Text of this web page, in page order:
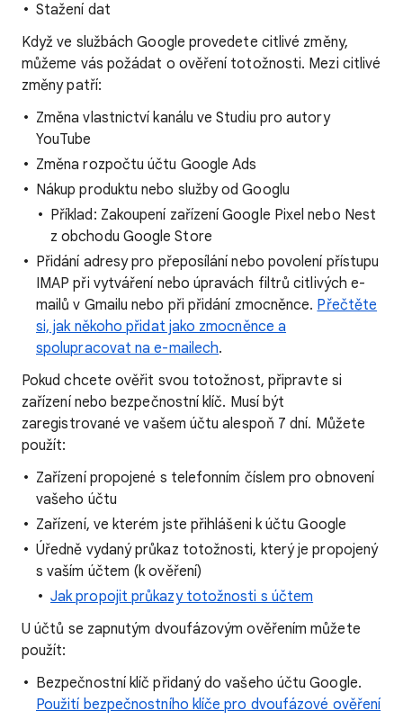
Stažení dat
Když ve službách Google provedete citlivé změny,
můžeme vás požádat o ověření totožnosti. Mezi citlivé
změny patří:
Změna vlastnictví kanálu ve Studiu pro autory
YouTube
Změna rozpočtu účtu Google Ads
Nákup produktu nebo služby od Googlu
Příklad: Zakoupení zařízení Google Pixel nebo Nest
z obchodu Google Store
Přidání adresy pro přeposílání nebo povolení přístupu
IMAP při vytváření nebo úpravách filtrů citlivých e-
mailů v Gmailu nebo při přidání zmocněnce. Přečtěte
si, jak někoho přidat jako zmocněnce a
spolupracovat na e-mailech.
Pokud chcete ověřit svou totožnost, připravte si
zařízení nebo bezpečnostní klíč. Musí být
zaregistrované ve vašem účtu alespoň 7 dní. Můžete
použít:
Zařízení propojené s telefonním číslem pro obnovení
vašeho účtu
Zařízení, ve kterém jste přihlášeni k účtu Google
Úředně vydaný průkaz totožnosti, který je propojený
s vaším účtem (k ověření)
Jak propojit průkazy totožnosti s účtem
U účtů se zapnutým dvoufázovým ověřením můžete
použít:
Bezpečnostní klíč přidaný do vašeho účtu Google.
Použití bezpečnostního klíče pro dvoufázové ověření